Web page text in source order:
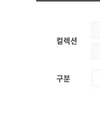
컬렉션
구분